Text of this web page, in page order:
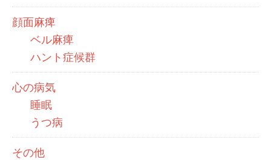
顔面麻痺
ベル麻痺
ハント症候群
心の病気
睡眠
うつ病
その他